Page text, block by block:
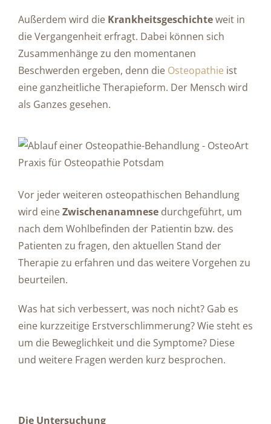
Außerdem wird die Krankheitsgeschichteweit in
die Vergangenheit erfragt. Dabei können sich
Zusammenhänge zu den momentanen
Beschwerden ergeben, denn die Osteopathie ist
eine ganzheitliche Therapieform. Der Mensch wird
als Ganzes gesehen.
Vor jeder weiteren osteopathischen Behandlung
wird eineZwischenanamnese durchgeführt, um
nach dem Wohlbefinden der Patientin bzw. des
Patienten zu fragen, den aktuellen Stand der
Therapie zu erfahren und das weitere Vorgehen zu
beurteilen.
Was hat sich verbessert, was noch nicht? Gab es
eine kurzzeitige Erstverschlimmerung? Wie steht es
um die Beweglichkeit und die Symptome? Diese
und weitere Fragen werden kurz besprochen.
Die Untersuchung